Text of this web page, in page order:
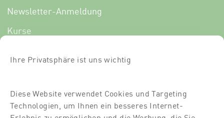
Ihre Privatsphäre ist uns wichtig
Diese Website verwendet Cookies und Targeting
Technologien, um Ihnen ein besseres Internet-
Newsletter-Anmeldung
Kurse
Für Partner
Kontakt